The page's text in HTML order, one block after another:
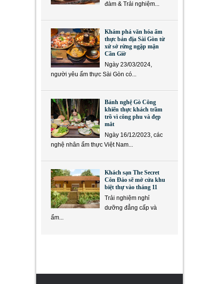
đàm & Trải nghiệm...
Khám phá văn hóa ẩm
thực bản địa Sài Gòn từ
xứ sở rừng ngập mặn
Cần Giờ
Ngày 23/03/2024,
người yêu ẩm thực Sài Gòn có...
Bánh nghệ Gò Công
khiến thực khách trầm
trồ vì công phu và đẹp
mắt
Ngày 16/12/2023, các
nghệ nhân ẩm thực Việt Nam...
Khách sạn The Secret
Côn Đảo sẽ mở cửa khu
biệt thự vào tháng 11
Trải nghiệm nghỉ
dưỡng đẳng cấp và
ẩm...